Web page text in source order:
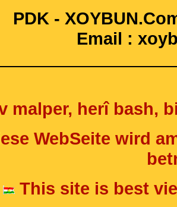
PDK -
Email :
malper, herî bash,
WebSeite wird
This site is best